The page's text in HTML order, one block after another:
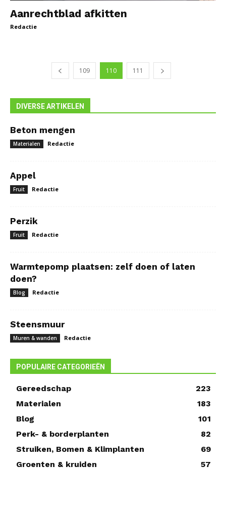
Aanrechtblad afkitten
Redactie
109 110 111
DIVERSE ARTIKELEN
Beton mengen
Materialen Redactie
Appel
Fruit Redactie
Perzik
Fruit Redactie
Warmtepomp plaatsen: zelf doen of laten
doen?
Blog Redactie
Steensmuur
Muren & wanden Redactie
POPULAIRE CATEGORIEËN
Gereedschap
223
Materialen
183
Blog
101
Perk- & borderplanten
82
Struiken, Bomen & Klimplanten
69
Groenten & kruiden
57